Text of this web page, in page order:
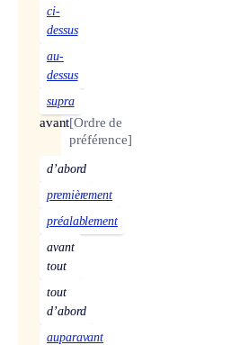
ci-
dessus
au-
dessus
supra
avant[Ordre de
préférence]
d’abord
premièrement
préalablement
avant
tout
tout
d’abord
auparavant